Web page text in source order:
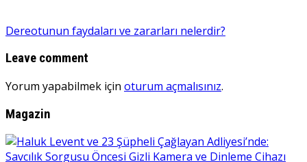
Yazı
gezinmesi
Dereotunun faydaları ve zararları nelerdir?
Leave comment
Yorum yapabilmek için oturum açmalısınız.
Magazin